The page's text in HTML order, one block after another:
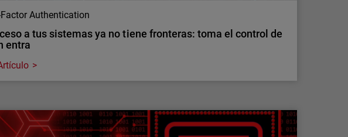
Authentication
a tus sistemas ya no tiene fronteras: toma el control de
entra
a tus sistemas ya no tiene fronteras: toma el control de
entra